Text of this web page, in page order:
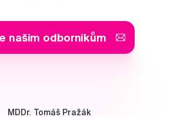
našim odborníkům
MDDr. Tomáš Pražák